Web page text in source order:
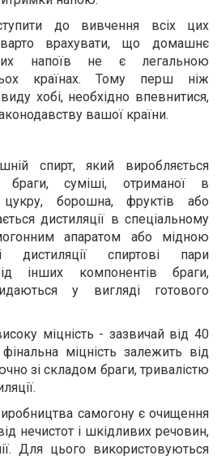
до вивчення всіх цих
врахувати, що домашнє
напоїв не є легальною
країнах. Тому перш ніж
хобі, необхідно впевнитися,
вашої країни.
спирт, який виробляється
браги, суміші, отриманої в
цукру, борошна, фруктів або
дистиляції в спеціальному
апаратом або мідною
спиртові пари
інших компонентів браги,
у вигляді готового
міцність - зазвичай від 40
міцність залежить від
зі складом браги, тривалістю
самогону є очищення
нечистот і шкідливих речовин,
Для цього використовуються